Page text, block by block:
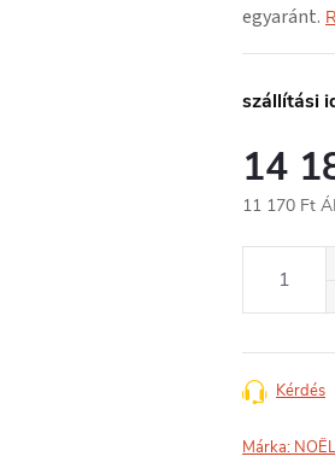
egyaránt.
szállítási
14
11 170 Ft
Kérdés
Márka: